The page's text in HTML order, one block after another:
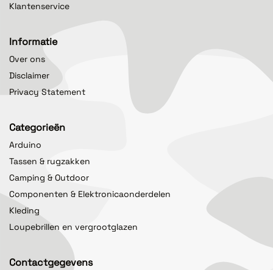
Klantenservice
Informatie
Over ons
Disclaimer
Privacy Statement
Categorieën
Arduino
Tassen & rugzakken
Camping & Outdoor
Componenten & Elektronicaonderdelen
Kleding
Loupebrillen en vergrootglazen
Contactgegevens